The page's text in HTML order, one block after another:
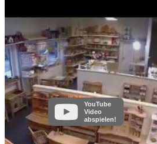
YouTube
Video
abspielen!